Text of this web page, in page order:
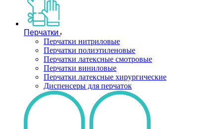
Перчатки
Перчатки нитриловые
Перчатки полиэтиленовые
Перчатки латексные смотровые
Перчатки виниловые
Перчатки латексные хирургические
Диспенсеры для перчаток